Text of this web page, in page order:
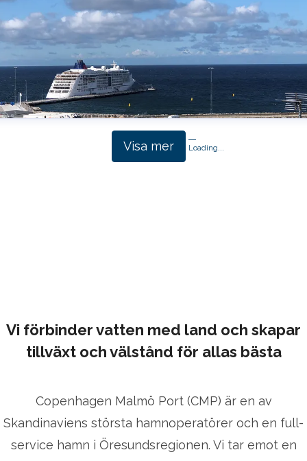
Visa mer Loading...
Vi förbinder vatten med land och skapar
tillväxt och välstånd för allas bästa
Copenhagen Malmö Port (CMP) är en av
Skandinaviens största hamnoperatörer och en full-
service hamn i Öresundsregionen. Vi tar emot en